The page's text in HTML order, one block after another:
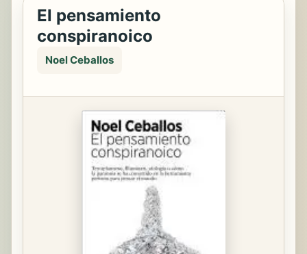
El pensamiento
conspiranoico
Noel Ceballos